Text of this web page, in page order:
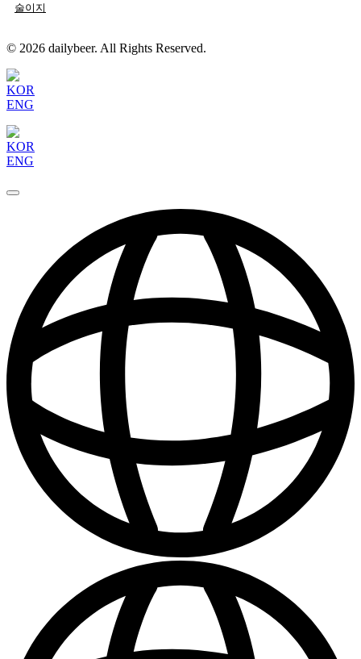
술이지
© 2026 dailybeer. All Rights Reserved.
KOR
ENG
KOR
ENG